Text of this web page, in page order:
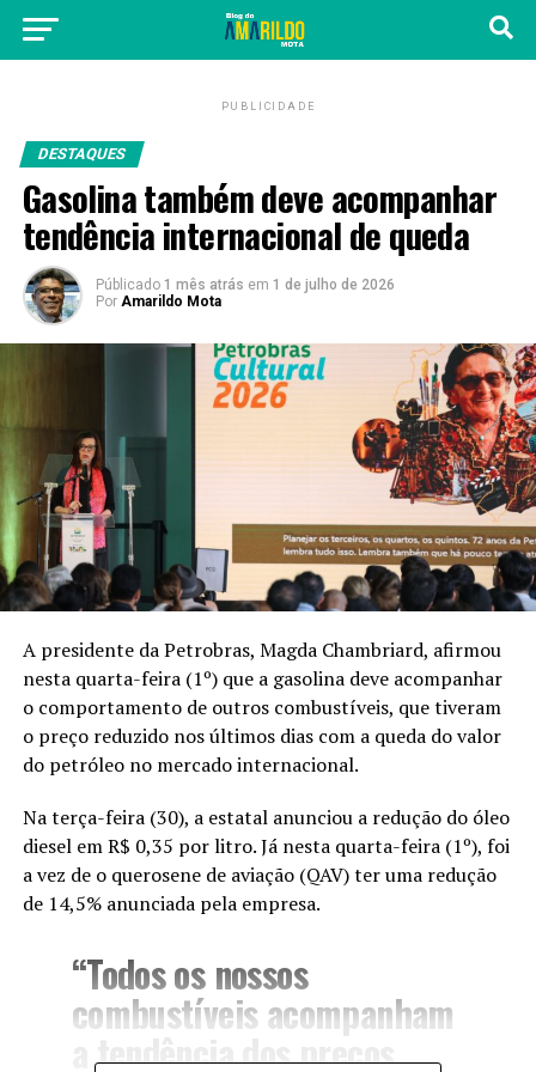
PUBLICIDADE
DESTAQUES
Gasolina também deve acompanhar
tendência internacional de queda
Públicado 1 mês atrás em 1 de julho de 2026
Por Amarildo Mota
A presidente da Petrobras, Magda Chambriard, afirmou
nesta quarta-feira (1º) que a gasolina deve acompanhar
o comportamento de outros combustíveis, que tiveram
o preço reduzido nos últimos dias com a queda do valor
do petróleo no mercado internacional.
Na terça-feira (30), a estatal anunciou a redução do óleo
diesel em R$ 0,35 por litro. Já nesta quarta-feira (1º), foi
a vez de o querosene de aviação (QAV) ter uma redução
de 14,5% anunciada pela empresa.
“Todos os nossos
combustíveis acompanham
a tendência dos preços